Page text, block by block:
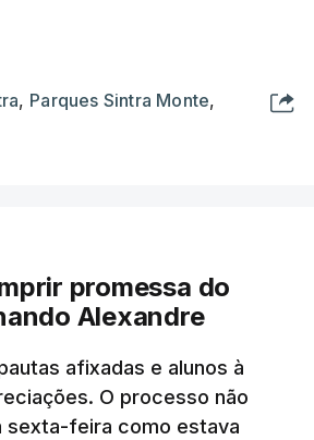
, Parques Sintra Monte,
promessa do
Alexandre
afixadas e alunos à
O processo não
sexta-feira como estava